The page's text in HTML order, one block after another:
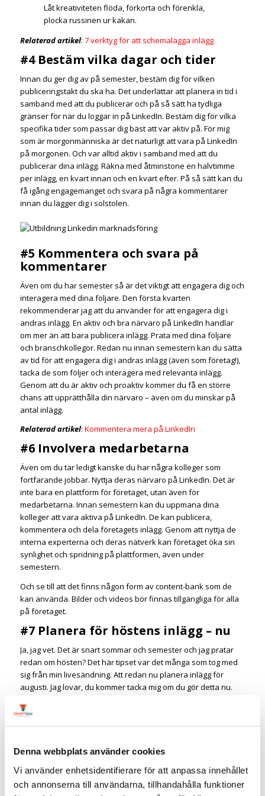
Denna webbplats använder cookies
Vi använder enhetsidentifierare för att anpassa innehållet
och annonserna till användarna, tillhandahålla funktioner
Låt kreativiteten flöda, förkorta och förenkla,
plocka russinen ur kakan.
Relaterad artikel: 7 verktyg för att schemalägga inlägg
#4 Bestäm vilka dagar och tider
Innan du ger dig av på semester, bestäm dig för vilken
publiceringstakt du ska ha. Det underlättar att planera in tid i
samband med att du publicerar och på så sätt ha tydliga
gränser för när du loggar in på LinkedIn. Bestäm dig för vilka
specifika tider som passar dig bäst att var aktiv på. För mig
som är morgonmänniska är det naturligt att vara på LinkedIn
på morgonen. Och var alltid aktiv i samband med att du
publicerar dina inlägg. Räkna med åtminstone en halvtimme
per inlägg, en kvart innan och en kvart efter. På så sätt kan du
få igång engagemanget och svara på några kommentarer
innan du lägger dig i solstolen.
#5 Kommentera och svara på
kommentarer
Även om du har semester så är det viktigt att engagera dig och
interagera med dina följare. Den första kvarten
rekommenderar jag att du använder för att engagera dig i
andras inlägg. En aktiv och bra närvaro på LinkedIn handlar
om mer än att bara publicera inlägg. Prata med dina följare
och branschkollegor. Redan nu innan semestern kan du sätta
av tid för att engagera dig i andras inlägg (även som företag!),
tacka de som följer och interagera med relevanta inlägg.
Genom att du är aktiv och proaktiv kommer du få en större
chans att upprätthålla din närvaro – även om du minskar på
antal inlägg.
Relaterad artikel: Kommentera mera på LinkedIn
#6 Involvera medarbetarna
Även om du tar ledigt kanske du har några kolleger som
fortfarande jobbar. Nyttja deras närvaro på LinkedIn. Det är
inte bara en plattform för företaget, utan även för
medarbetarna. Innan semestern kan du uppmana dina
kolleger att vara aktiva på LinkedIn. De kan publicera,
kommentera och dela företagets inlägg. Genom att nyttja de
interna experterna och deras nätverk kan företaget öka sin
synlighet och spridning på plattformen, även under
semestern.
Och se till att det finns någon form av content-bank som de
kan använda. Bilder och videos bör finnas tillgängliga för alla
på företaget.
#7 Planera för höstens inlägg – nu
Ja, jag vet. Det är snart sommar och semester och jag pratar
redan om hösten? Det här tipset var det många som tog med
sig från min livesändning. Att redan nu planera inlägg för
augusti. Jag lovar, du kommer tacka mig om du gör detta nu.
tillbaka från semestern. Och det är skönt att slippa tänka på
det de första dagarna.
att du analyserar engagemanget på inläggen och om antal
följare har ökat kan du identifiera vad som fungerade bra.
Och vad du kan ta med dig till hösten. Kanske du behöver
ändra och anpassa din strategi för LinkedIn? Och därefter